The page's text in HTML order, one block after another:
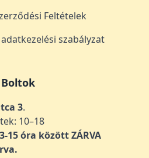
Feltételek
szabályzat
Boltok
3.
10–18
15 óra között ZÁRVA